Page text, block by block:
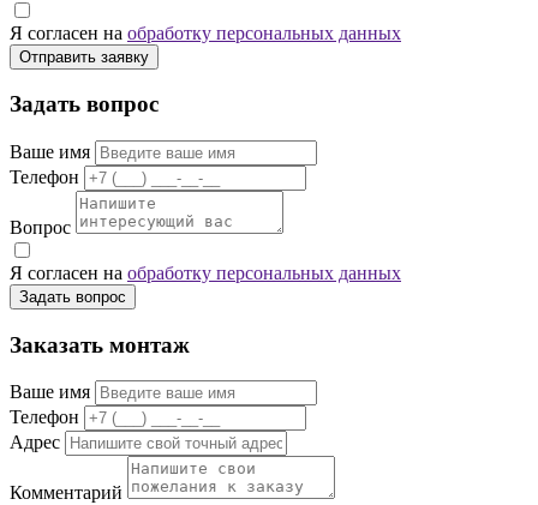
Я согласен на обработку персональных данных
Отправить заявку
Задать вопрос
Ваше имя
Телефон
Вопрос
Я согласен на обработку персональных данных
Задать вопрос
Заказать монтаж
Ваше имя
Телефон
Адрес
Комментарий